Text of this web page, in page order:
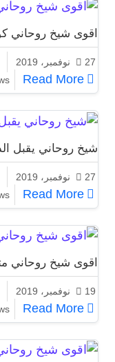
اقوى شيخ روحاني
27 نوفمبر، 2019
Read More
اقوى شيخ
شيخ روحاني يقبل
27 نوفمبر، 2019
Read More
شيخ روحاني يقبل
اقوى شيخ روحاني
19 نوفمبر، 2019
Read More
اقوى شيخ